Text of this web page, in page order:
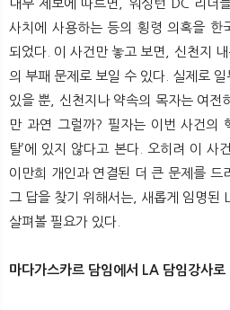
내부 제보에 따르면, 워싱턴 DC 리더
사치에 사용하는 등의 횡령 의혹을 한
되었다. 이 사건만 놓고 보면, 신천지
의 부패 문제로 보일 수 있다. 실제로 일
있을 뿐, 신천지나 약속의 목자는 여전
만 과연 그럴까? 필자는 이번 사건의
탈’에 있지 않다고 본다. 오히려 이 사
이만희 개인과 연결된 더 큰 문제를 드
그 답을 찾기 위해서는, 새롭게 임명된
살펴볼 필요가 있다.
마다가스카르 담임에서 LA 담임강사로